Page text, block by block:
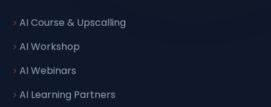
AI Course & Upscalling
AI Workshop
AI Webinars
AI Learning Partners